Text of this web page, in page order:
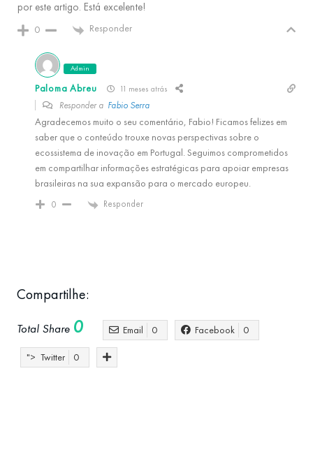
por este artigo. Está excelente!
0 Responder
Admin
Paloma Abreu 11 meses atrás
Responder a Fabio Serra
Agradecemos muito o seu comentário, Fabio! Ficamos felizes em
saber que o conteúdo trouxe novas perspectivas sobre o
ecossistema de inovação em Portugal. Seguimos comprometidos
em compartilhar informações estratégicas para apoiar empresas
brasileiras na sua expansão para o mercado europeu.
0 Responder
Compartilhe:
Total Share 0 Email 0 Facebook 0
"> Twitter 0